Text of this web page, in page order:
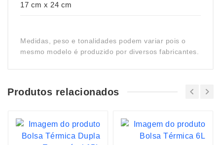
17 cm x 24 cm
Medidas, peso e tonalidades podem variar pois o
mesmo modelo é produzido por diversos fabricantes.
Produtos relacionados